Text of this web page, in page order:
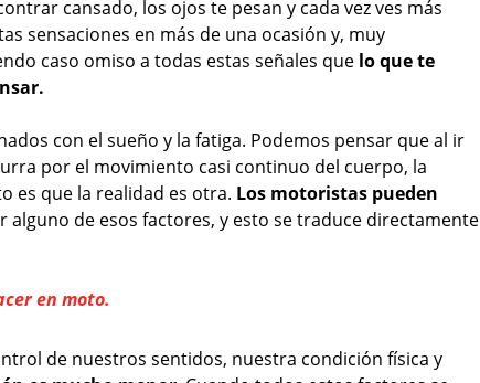
cansado, los ojos te pesan y cada vez ves más
sensaciones en más de una ocasión y, muy
caso omiso a todas estas señales que lo que te
con el sueño y la fatiga. Podemos pensar que al ir
por el movimiento casi continuo del cuerpo, la
es que la realidad es otra. Los motoristas pueden
alguno de esos factores, y esto se traduce directamente
en moto.
de nuestros sentidos, nuestra condición física y